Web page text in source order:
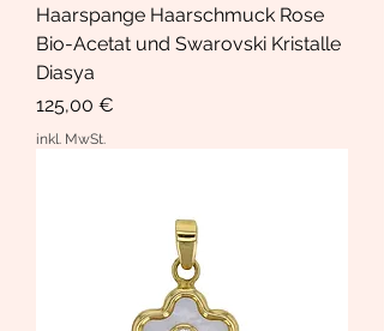
Haarspange Haarschmuck Rose
Bio-Acetat und Swarovski Kristalle
Diasya
Preis
125,00 €
inkl. MwSt.